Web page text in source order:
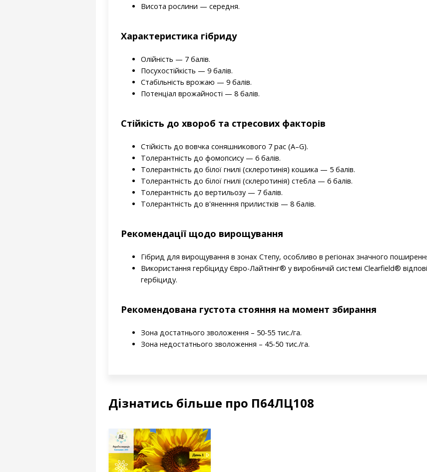
Висота рослини — середня.
Характеристика гібриду
Олійність — 7 балів.
Посухостійкість — 9 балів.
Стабільність врожаю — 9 балів.
Потенціал врожайності — 8 балів.
Стійкість до хвороб та стресових факторів
Стійкість до вовчка соняшникового 7 рас (А–G).
Толерантність до фомопсису — 6 балів.
Толерантність до білої гнилі (склеротинія) кошика — 5 балів.
Толерантність до білої гнилі (склеротинія) стебла — 6 балів.
Толерантність до вертильозу — 7 балів.
Толерантність до в'яненння прилистків — 8 балів.
Рекомендації щодо вирощувaння
Гібрид для вирощування в зонах Степу, особливо в регіонах значного
Використання гербіциду Євро-Лайтнінг® у виробничій системі Clearfield®
гербіциду.
Рекомендована густота стояння на момент збирання
Зона достатнього зволоження – 50-55 тис./га.
Зона недостатнього зволоження – 45-50 тис./га.
Дізнатись більше про П64ЛЦ108